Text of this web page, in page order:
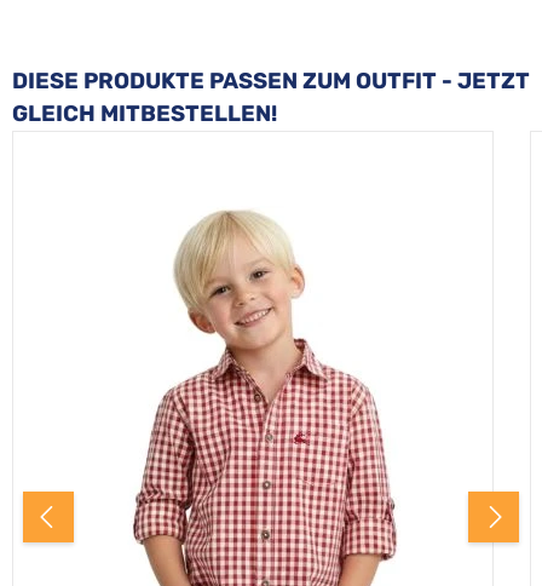
Produktgalerie überspringen
DIESE PRODUKTE PASSEN ZUM OUTFIT - JETZT
GLEICH MITBESTELLEN!